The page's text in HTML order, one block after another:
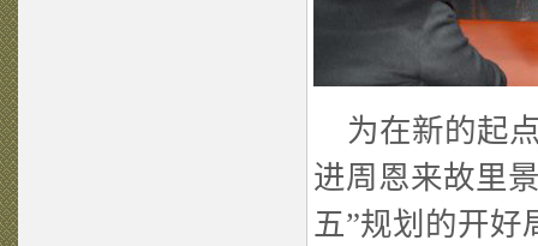
为在新的起
进周恩来故里
五”规划的开好